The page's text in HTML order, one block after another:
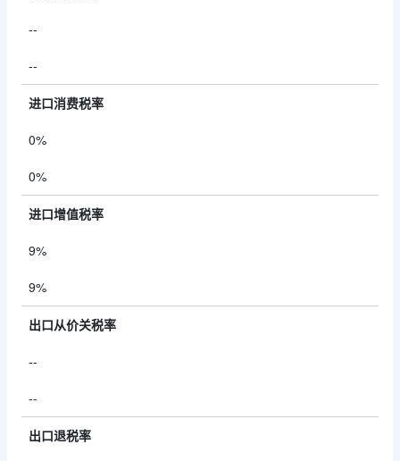
--
--
进口消费税率
0%
0%
进口增值税率
9%
9%
出口从价关税率
--
--
出口退税率